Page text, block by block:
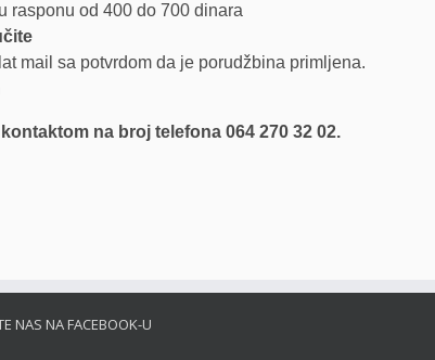
rasponu od 400 do 700 dinara
mail sa potvrdom da je porudžbina primljena.
na broj telefona 064 270 32 02.
NAS NA FACEBOOK-U